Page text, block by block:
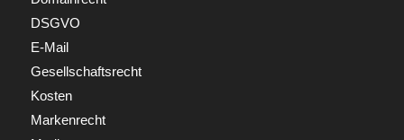
DSGVO
E-Mail
Gesellschaftsrecht
Kosten
Markenrecht